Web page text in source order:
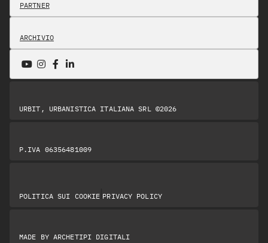
PARTNER
ARCHIVIO
URBIT, URBANISTICA ITALIANA SRL ©2026
P.IVA 06356481009
POLITICA SUI COOKIE PRIVACY POLICY
MADE BY ARCHETIPI DIGITALI